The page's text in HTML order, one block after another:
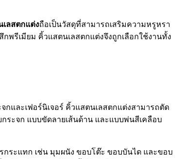
เลสตกแต่งถือเป็นวัสดุที่สามารถเสริมความหรูหรา
รีเมียม คิ้วแสตนเลสตกแต่งจึงถูกเลือกใช้งานทั้ง
และเฟอร์นิเจอร์ คิ้วแสตนเลสตกแต่งสามารถตัด
ระจก แบบขัดลายเส้นด้าน และแบบพ่นสีเคลือบ
ระแทก เช่น มุมผนัง ขอบโต๊ะ ขอบบันได และขอบ